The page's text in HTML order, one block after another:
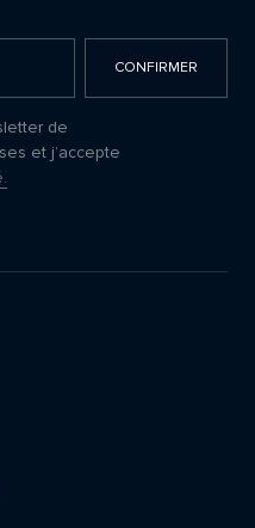
CONFIRMER
de
et j’accepte